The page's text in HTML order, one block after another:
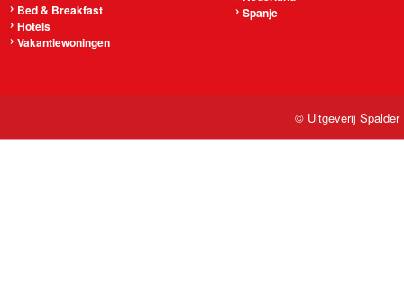
Bed & Breakfast
Hotels
Vakantiewoningen
Spanje
© Uitgeverij